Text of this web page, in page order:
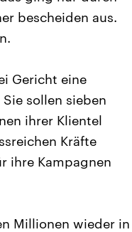
bescheiden aus.
Gericht eine
sollen sieben
ihrer Klientel
Kräfte
ihre Kampagnen
Millionen wieder in